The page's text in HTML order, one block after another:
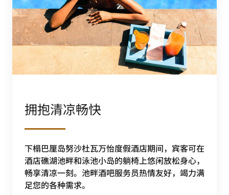
拥抱清凉畅快
下榻巴厘岛努沙杜瓦万怡度假酒店期间，宾客可在
酒店礁湖池畔和泳池小岛的躺椅上悠闲放松身心，
畅享清凉一刻。池畔酒吧服务员热情友好，竭力满
足您的各种需求。